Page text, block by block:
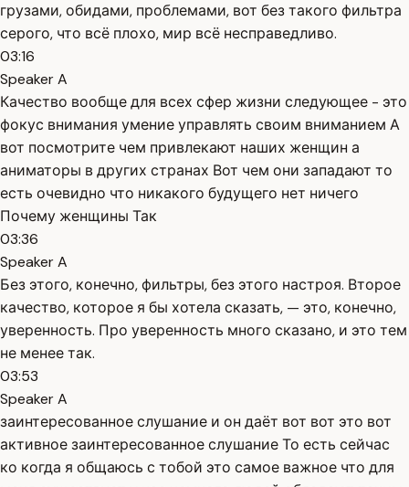
грузами, обидами, проблемами, вот без такого фильтра
серого, что всё плохо, мир всё несправедливо.
03:16
Speaker A
Качество вообще для всех сфер жизни следующее - это
фокус внимания умение управлять своим вниманием А
вот посмотрите чем привлекают наших женщин а
аниматоры в других странах Вот чем они западают то
есть очевидно что никакого будущего нет ничего
Почему женщины Так
03:36
Speaker A
Без этого, конечно, фильтры, без этого настроя. Второе
качество, которое я бы хотела сказать, — это, конечно,
уверенность. Про уверенность много сказано, и это тем
не менее так.
03:53
Speaker A
заинтересованное слушание и он даёт вот вот это вот
активное заинтересованное слушание То есть сейчас
ко когда я общаюсь с тобой это самое важное что для